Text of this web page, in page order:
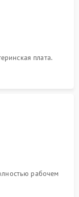
плата.
рабочем